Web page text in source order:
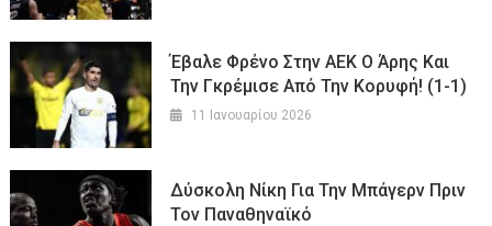
Έβαλε Φρένο Στην ΑΕΚ Ο Άρης Και
Την Γκρέμισε Από Την Κορυφή! (1-1)
11 Ιανουαρίου 2026
Δύσκολη Νίκη Για Την Μπάγερν Πριν
Τον Παναθηναϊκό